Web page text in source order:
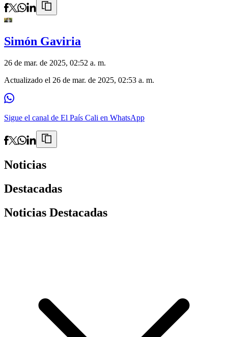
Simón Gaviria
26 de mar. de 2025, 02:52 a. m.
Actualizado el 26 de mar. de 2025, 02:53 a. m.
Sigue el canal de El País Cali en WhatsApp
Noticias
Destacadas
Noticias Destacadas